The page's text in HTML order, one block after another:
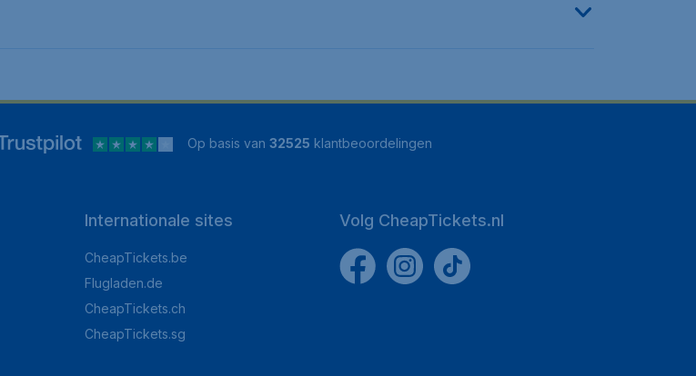
Op basis van 32525 klantbeoordelingen
Internationale sites
CheapTickets.be
Flugladen.de
CheapTickets.ch
CheapTickets.sg
Volg CheapTickets.nl